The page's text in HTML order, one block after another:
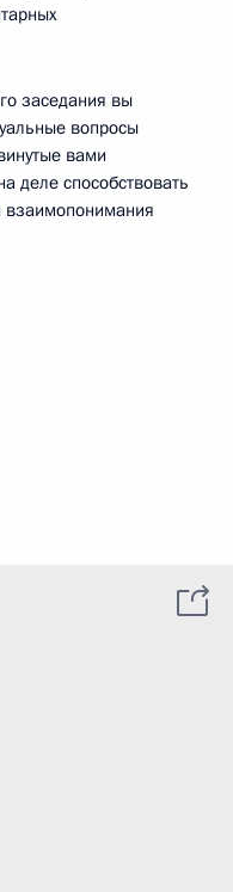
заседания вы
вопросы
вами
деле способствовать